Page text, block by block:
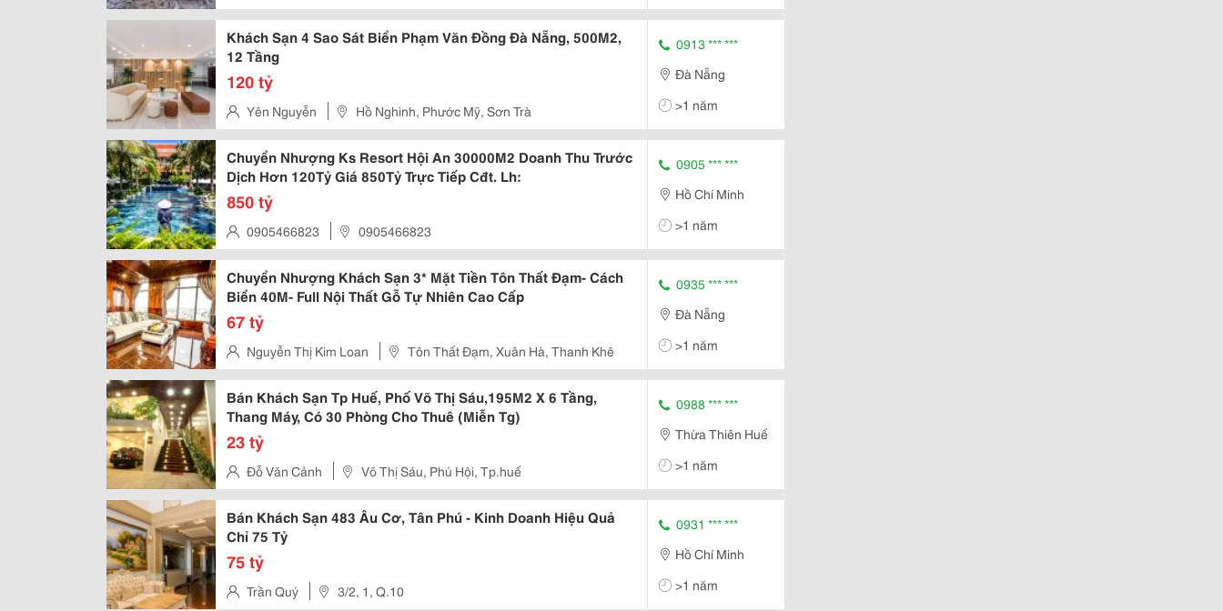
Khách Sạn 4 Sao Sát Biển Phạm Văn Đồng Đà Nẵng, 500M2,
12 Tầng
120 tỷ
Yên Nguyễn Hồ Nghinh, Phước Mỹ, Sơn Trà
0913 *** ***
Đà Nẵng
>1 năm
Chuyển Nhượng Ks Resort Hội An 30000M2 Doanh Thu Trước
Dịch Hơn 120Tỷ Giá 850Tỷ Trực Tiếp Cđt. Lh:
850 tỷ
0905466823 0905466823
0905 *** ***
Hồ Chí Minh
>1 năm
Chuyển Nhượng Khách Sạn 3* Mặt Tiền Tôn Thất Đạm- Cách
Biển 40M- Full Nội Thất Gỗ Tự Nhiên Cao Cấp
67 tỷ
Nguyễn Thị Kim Loan Tôn Thất Đạm, Xuân Hà, Thanh Khê
0935 *** ***
Đà Nẵng
>1 năm
Bán Khách Sạn Tp Huế, Phố Võ Thị Sáu,195M2 X 6 Tầng,
Thang Máy, Có 30 Phòng Cho Thuê (Miễn Tg)
23 tỷ
Đỗ Văn Cảnh Võ Thị Sáu, Phú Hội, Tp.huế
0988 *** ***
Thừa Thiên Huế
>1 năm
Bán Khách Sạn 483 Âu Cơ, Tân Phú - Kinh Doanh Hiệu Quả
Chỉ 75 Tỷ
75 tỷ
Trần Quý 3/2, 1, Q.10
0931 *** ***
Hồ Chí Minh
>1 năm